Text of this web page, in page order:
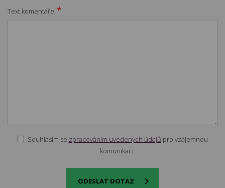
Text komentáře *
Souhlasím se zpracováním uvedených údajů pro vzájemnou
komunikaci.
ODESLAT DOTAZ